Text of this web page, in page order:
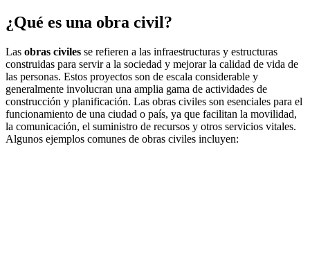
¿Qué es una obra civil?
Las obras civiles se refieren a las infraestructuras y estructuras
construidas para servir a la sociedad y mejorar la calidad de vida de
las personas. Estos proyectos son de escala considerable y
generalmente involucran una amplia gama de actividades de
construcción y planificación. Las obras civiles son esenciales para el
funcionamiento de una ciudad o país, ya que facilitan la movilidad,
la comunicación, el suministro de recursos y otros servicios vitales.
Algunos ejemplos comunes de obras civiles incluyen: